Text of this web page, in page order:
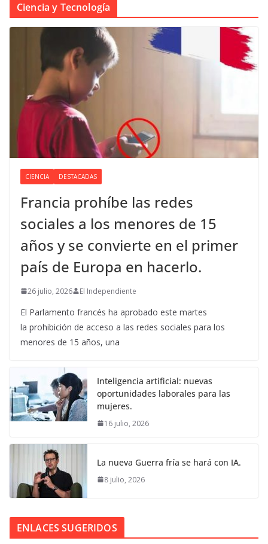
Ciencia y Tecnología
CIENCIA DESTACADAS
Francia prohíbe las redes
sociales a los menores de 15
años y se convierte en el primer
país de Europa en hacerlo.
26 julio, 2026 El Independiente
El Parlamento francés ha aprobado este martes
la prohibición de acceso a las redes sociales para los
menores de 15 años, una
Inteligencia artificial: nuevas
oportunidades laborales para las
mujeres.
16 julio, 2026
La nueva Guerra fría se hará con IA.
8 julio, 2026
ENLACES SUGERIDOS